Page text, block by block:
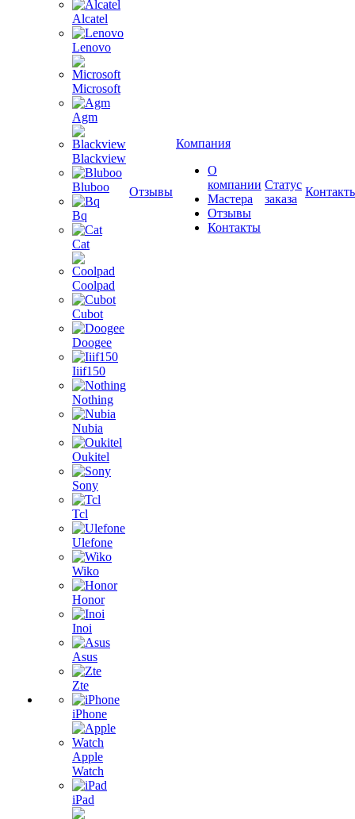
Alcatel
Lenovo
Microsoft
Agm
Blackview
Bluboo
Bq
Cat
Coolpad
Cubot
Doogee
Iiif150
Nothing
Nubia
Oukitel
Sony
Tcl
Ulefone
Wiko
Honor
Inoi
Asus
Zte
iPhone
Apple
Watch
iPad
Отзывы
Компания
О
компании
Мастера
Отзывы
Контакты
Статус
заказа